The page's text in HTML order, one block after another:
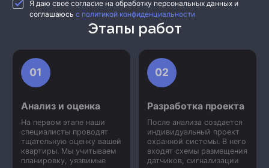
Я даю свое согласие на обработку персональных данных и
соглашаюсь с политикой конфиденциальности
Этапы работ
01
Анализ и оценка
На первом этапе наши
специалисты проводят
тщательную оценку вашей
квартиры. Мы учитываем
планировку, уязвимые
02
Разработка проекта
После анализа создается
индивидуальный проект
охранной системы. В него
входят схемы размещения
датчиков, сигнализации